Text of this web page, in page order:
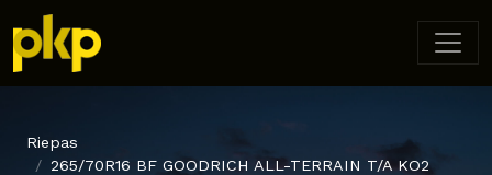
Riepas
265/70R16 BF GOODRICH ALL-TERRAIN T/A KO2